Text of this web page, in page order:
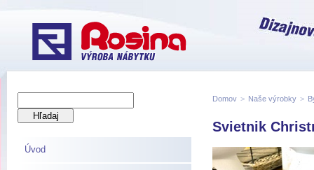
Úvod
Domov > Naše výrobky >
Svietnik